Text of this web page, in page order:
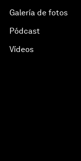
Galería de fotos
Pódcast
Vídeos